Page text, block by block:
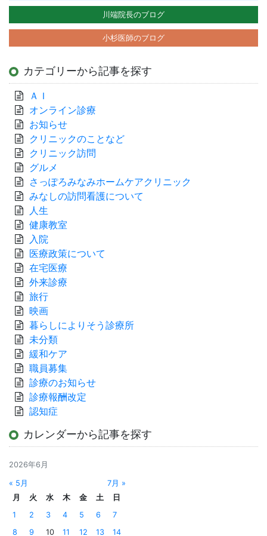
川端院長のブログ
小杉医師のブログ
カテゴリーから記事を探す
ＡＩ
オンライン診療
お知らせ
クリニックのことなど
クリニック訪問
グルメ
さっぽろみなみホームケアクリニック
みなしの訪問看護について
人生
健康教室
入院
医療政策について
在宅医療
外来診療
旅行
映画
暮らしによりそう診療所
未分類
緩和ケア
職員募集
診療のお知らせ
診療報酬改定
認知症
カレンダーから記事を探す
2026年6月
« 5月
7月 »
月
火 水 木 金 土
日
1
2 3 4 5 6
7
8
9 10 11 12 13 14